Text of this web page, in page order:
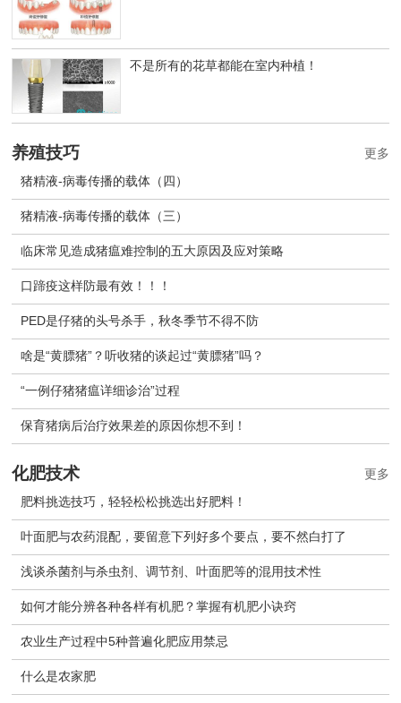
不是所有的花草都能在室内种植！
养殖技巧
猪精液-病毒传播的载体（四）
猪精液-病毒传播的载体（三）
临床常见造成猪瘟难控制的五大原因及应对策略
口蹄疫这样防最有效！！！
PED是仔猪的头号杀手，秋冬季节不得不防
啥是“黄膘猪”？听收猪的谈起过“黄膘猪”吗？
“一例仔猪猪瘟详细诊治”过程
保育猪病后治疗效果差的原因你想不到！
更多
化肥技术
肥料挑选技巧，轻轻松松挑选出好肥料！
叶面肥与农药混配，要留意下列好多个要点，要不然白打了
浅谈杀菌剂与杀虫剂、调节剂、叶面肥等的混用技术性
如何才能分辨各种各样有机肥？掌握有机肥小诀窍
农业生产过程中5种普遍化肥应用禁忌
什么是农家肥
更多